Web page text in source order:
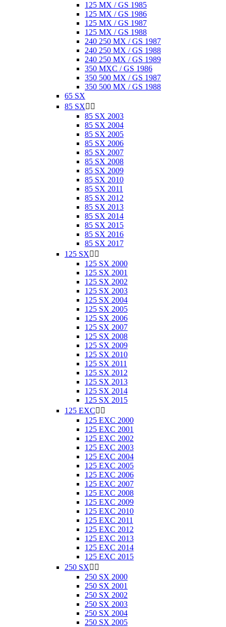
125 MX / GS 1985
125 MX / GS 1986
125 MX / GS 1987
125 MX / GS 1988
240 250 MX / GS 1987
240 250 MX / GS 1988
240 250 MX / GS 1989
350 MXC / GS 1986
350 500 MX / GS 1987
350 500 MX / GS 1988
65 SX
85 SX 
85 SX 2003
85 SX 2004
85 SX 2005
85 SX 2006
85 SX 2007
85 SX 2008
85 SX 2009
85 SX 2010
85 SX 2011
85 SX 2012
85 SX 2013
85 SX 2014
85 SX 2015
85 SX 2016
85 SX 2017
125 SX 
125 SX 2000
125 SX 2001
125 SX 2002
125 SX 2003
125 SX 2004
125 SX 2005
125 SX 2006
125 SX 2007
125 SX 2008
125 SX 2009
125 SX 2010
125 SX 2011
125 SX 2012
125 SX 2013
125 SX 2014
125 SX 2015
125 EXC 
125 EXC 2000
125 EXC 2001
125 EXC 2002
125 EXC 2003
125 EXC 2004
125 EXC 2005
125 EXC 2006
125 EXC 2007
125 EXC 2008
125 EXC 2009
125 EXC 2010
125 EXC 2011
125 EXC 2012
125 EXC 2013
125 EXC 2014
125 EXC 2015
250 SX 
250 SX 2000
250 SX 2001
250 SX 2002
250 SX 2003
250 SX 2004
250 SX 2005